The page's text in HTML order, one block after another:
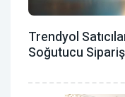
Trendyol
Soğutucu